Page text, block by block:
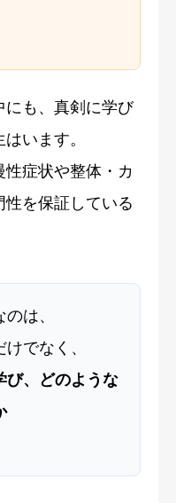
にも、真剣に学び
います。
性症状や整体・カ
性を保証している
は、
でなく、
び、どのような